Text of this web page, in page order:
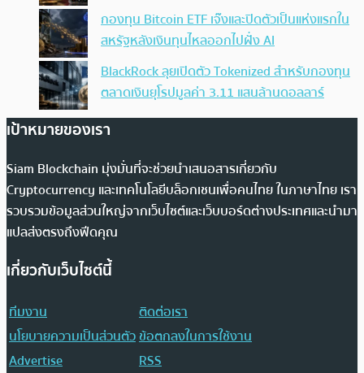
กองทุน Bitcoin ETF เจ๊งและปิดตัวเป็นแห่งแรกใน
สหรัฐหลังเงินทุนไหลออกไปฝั่ง AI
BlackRock ลุยเปิดตัว Tokenized สำหรับกองทุน
ตลาดเงินยุโรปมูลค่า 3.11 แสนล้านดอลลาร์
เป้าหมายของเรา
Siam Blockchain มุ่งมั่นที่จะช่วยนำเสนอสารเกี่ยวกับ
Cryptocurrency และเทคโนโลยีบล็อกเชนเพื่อคนไทย ในภาษาไทย เรา
รวบรวมข้อมูลส่วนใหญ่จากเว็บไซต์และเว็บบอร์ดต่างประเทศและนำมา
แปลส่งตรงถึงฟีดคุณ
เกี่ยวกับเว็บไซต์นี้
ทีมงาน
ติดต่อเรา
นโยบายความเป็นส่วนตัวข้อตกลงในการใช้งาน
Advertise
RSS